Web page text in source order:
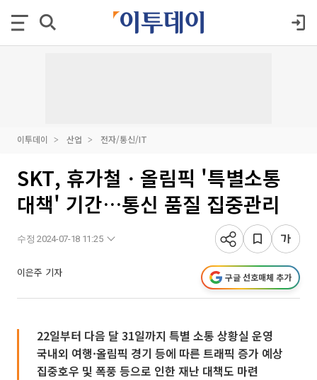
이투데이 산업 전자/통신/IT
SKT, 휴가철ㆍ올림픽 '특별소통
대책' 기간…통신 품질 집중관리
수정 2024-07-18 11:25
이은주 기자 구글 선호매체 추가
22일부터 다음 달 31일까지 특별 소통 상황실 운영
국내외 여행·올림픽 경기 등에 따른 트래픽 증가 예상
집중호우 및 폭풍 등으로 인한 재난 대책도 마련